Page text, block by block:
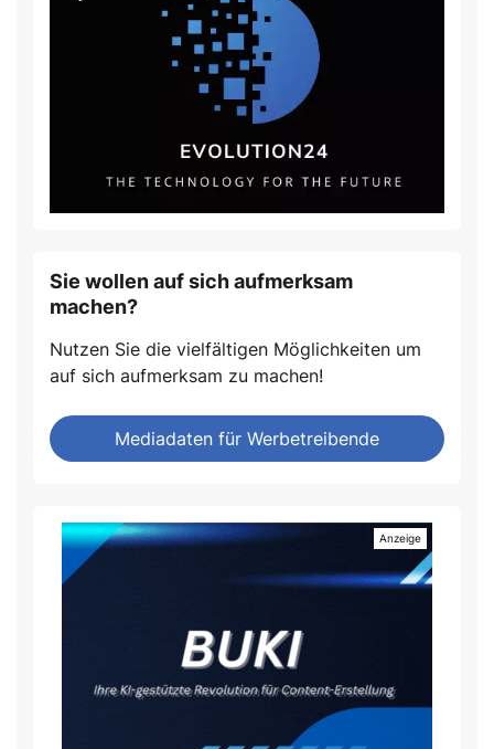
Sie wollen auf sich aufmerksam
machen?
Nutzen Sie die vielfältigen Möglichkeiten um
auf sich aufmerksam zu machen!
Mediadaten für Werbetreibende